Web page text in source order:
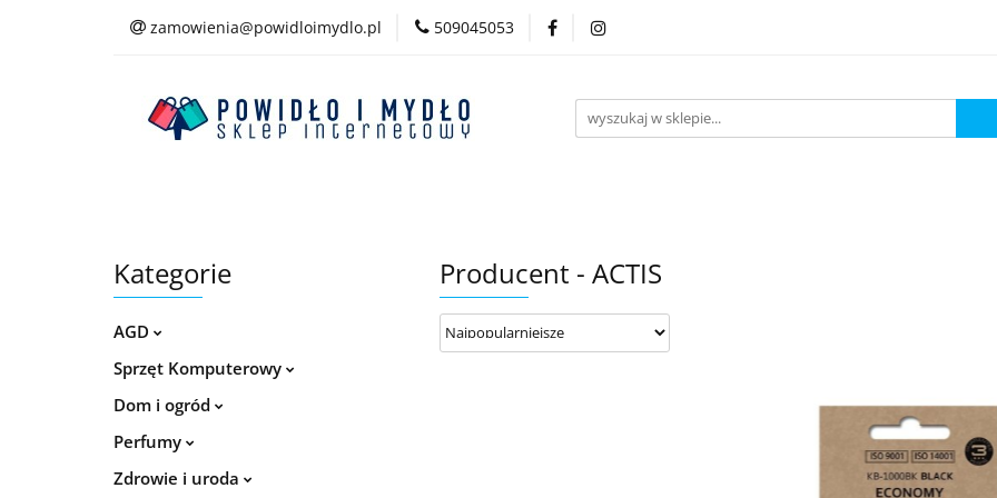
zamowienia@powidloimydlo.pl 509045053
Kategorie
AGD
Sprzęt Komputerowy
Dom i ogród
Perfumy
Zdrowie i uroda
Producent - ACTIS